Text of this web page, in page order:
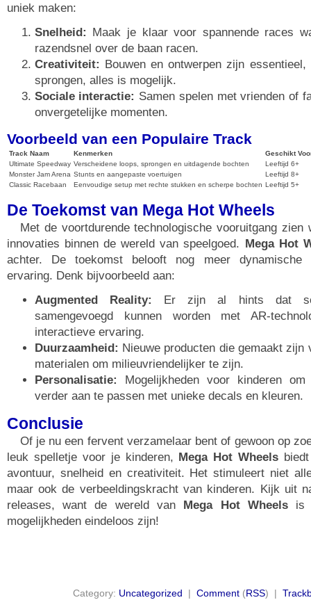
uniek maken:
Snelheid: Maak je klaar voor spannende races
razendsnel over de baan racen.
Creativiteit: Bouwen en ontwerpen zijn
sprongen, alles is mogelijk.
Sociale interactie: Samen spelen met vrienden of
onvergetelijke momenten.
Voorbeeld van een Populaire Track
Track Naam Kenmerken
Geschikt
Ultimate Speedway Verscheidene loops, sprongen en uitdagende bochten
Leeftijd 6+
Monster Jam Arena Stunts en aangepaste voertuigen
Leeftijd 8+
Classic Racebaan
Eenvoudige setup met rechte stukken en scherpe bochten Leeftijd 5+
De Toekomst van Mega Hot Wheels
Met de voortdurende technologische vooruitgang zien
innovaties binnen de wereld van speelgoed. Mega Hot
achter. De toekomst belooft nog meer dynamische
ervaring. Denk bijvoorbeeld aan:
Augmented Reality:
Er zijn al hints dat
samengevoegd kunnen worden met AR-
interactieve ervaring.
Duurzaamheid: Nieuwe producten die gemaakt zijn
materialen om milieuvriendelijker te zijn.
Personalisatie: Mogelijkheden voor kinderen om
verder aan te passen met unieke decals en kleuren.
Conclusie
Of je nu een fervent verzamelaar bent of gewoon op
leuk spelletje voor je kinderen, Mega Hot Wheels
avontuur, snelheid en creativiteit. Het stimuleert niet
maar ook de verbeeldingskracht van kinderen. Kijk uit
releases, want de wereld van Mega Hot Wheelsis
mogelijkheden eindeloos zijn!
Category: Uncategorized | Comment(RSS) |